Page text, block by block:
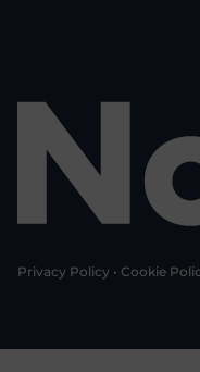
Privacy Policy • Cookie